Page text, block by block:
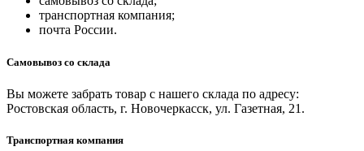
транспортная компания;
почта России.
Самовывоз со склада
Вы можете забрать товар с нашего склада по адресу:
Ростовская область, г. Новочеркасск, ул. Газетная, 21.
Транспортная компания